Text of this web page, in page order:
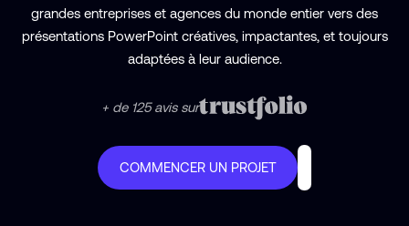
grandes entreprises et agences du monde entier vers des
présentations PowerPoint créatives, impactantes, et toujours
adaptées à leur audience.
+ de 125 avis sur
COMMENCER UN PROJET